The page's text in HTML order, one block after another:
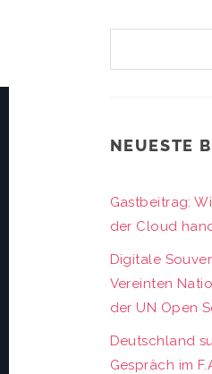
NEUESTE
Gastbeitrag:
der Cloud
Digitale
Vereinten
der UN Open
Deutschland
Gespräch im